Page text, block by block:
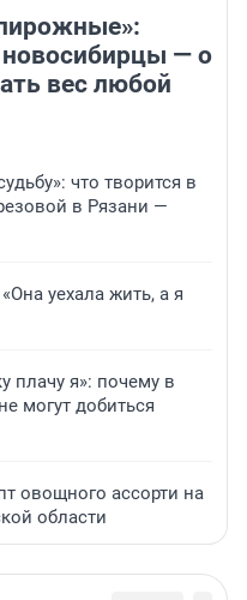
— о
вес любой
что творится в
в Рязани —
уехала жить, а я
плачу я»: почему в
могут добиться
овощного ассорти на
области